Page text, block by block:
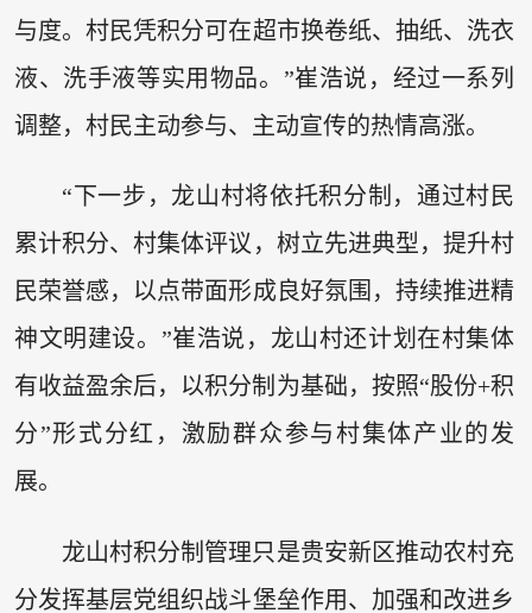
与度。村民凭积分可在超市换卷纸、抽纸、洗衣
液、洗手液等实用物品。”崔浩说，经过一系列
调整，村民主动参与、主动宣传的热情高涨。
“下一步，龙山村将依托积分制，通过村民
累计积分、村集体评议，树立先进典型，提升村
民荣誉感，以点带面形成良好氛围，持续推进精
神文明建设。”崔浩说，龙山村还计划在村集体
有收益盈余后，以积分制为基础，按照“股份+积
分”形式分红，激励群众参与村集体产业的发
展。
龙山村积分制管理只是贵安新区推动农村充
分发挥基层党组织战斗堡垒作用、加强和改进乡